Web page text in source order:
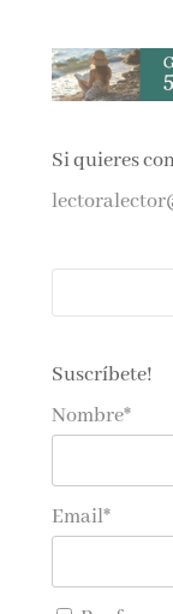
Si quieres
Suscríbete!
Nombre*
Email*